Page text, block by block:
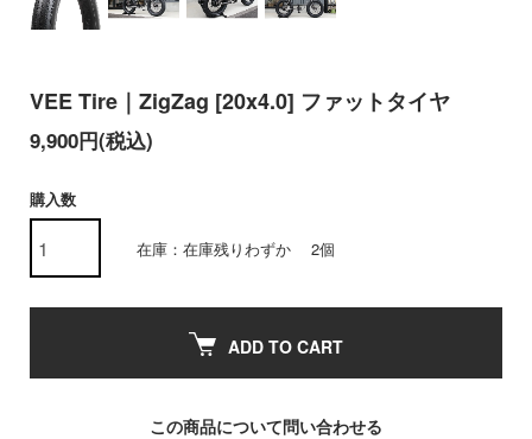
VEE Tire｜ZigZag [20x4.0] ファットタイヤ
9,900円(税込)
購入数
在庫：在庫残りわずか 2個
ADD TO CART
この商品について問い合わせる